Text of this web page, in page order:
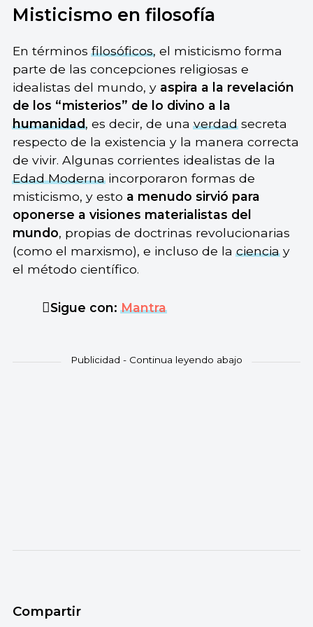
Misticismo en filosofía
En términosfilosóficos, el misticismo forma
parte de las concepciones religiosas e
idealistas del mundo, y aspira a la revelación
de los “misterios” de lo divino a la
humanidad, es decir, de unaverdadsecreta
respecto de la existencia y la manera correcta
de vivir. Algunas corrientes idealistas de la
Edad Modernaincorporaron formas de
misticismo, y esto a menudo sirvió para
oponerse a visiones materialistas del
mundo, propias de doctrinas revolucionarias
(como el marxismo), e incluso de lacienciay
el método científico.
Sigue con:Mantra
Compartir